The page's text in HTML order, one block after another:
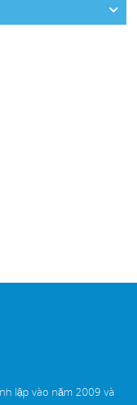
lập vào năm 2009 và